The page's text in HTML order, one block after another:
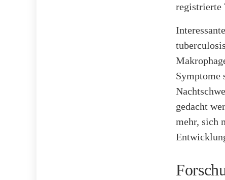
registrierte
Symptome
gedacht
mehr, sich